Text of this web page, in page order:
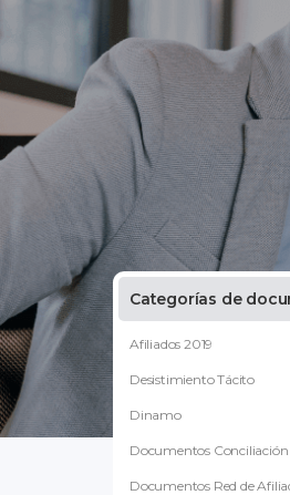
Categorías de
Afiliados 2019
Desistimiento Tácito
Dinamo
Documentos
Documentos Red de